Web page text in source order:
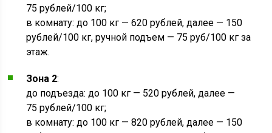
75 рублей/100 кг;
в комнату: до 100 кг — 620 рублей, далее — 150
рублей/100 кг, ручной подъем — 75 руб/100 кг за
этаж.
Зона 2:
до подъезда: до 100 кг — 520 рублей, далее —
75 рублей/100 кг;
в комнату: до 100 кг — 820 рублей, далее — 150